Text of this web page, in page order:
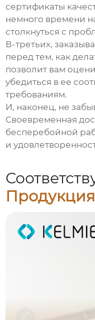
сертификаты
немного времени
столкнуться с
В-третьих,
перед тем, как
позволит вам
убедиться в ее
требованиям.
И, наконец, не
Своевременная
бесперебойной
и
Продукция